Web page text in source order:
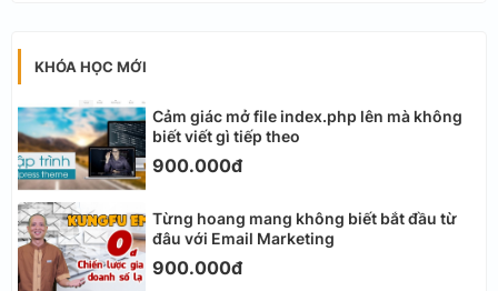
KHÓA HỌC MỚI
Cảm giác mở file index.php lên mà không
biết viết gì tiếp theo
900.000đ
Từng hoang mang không biết bắt đầu từ
đâu với Email Marketing
900.000đ